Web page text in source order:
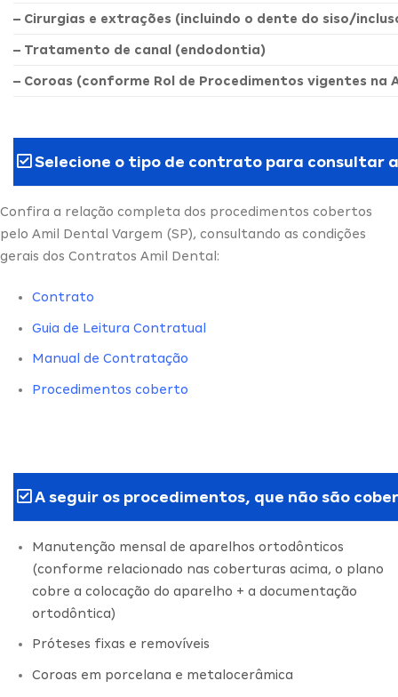
– Cirurgias e extrações (incluindo o dente do siso/
– Tratamento de canal (endodontia)
– Coroas (conforme Rol de Procedimentos vigentes na
Selecione o tipo de contrato para consultar
Confira a relação completa dos procedimentos cobertos
pelo Amil Dental Vargem (SP), consultando as condições
gerais dos Contratos Amil Dental:
Contrato
Guia de Leitura Contratual
Manual de Contratação
Procedimentos coberto
A seguir os procedimentos, que não são
Manutenção mensal de aparelhos ortodônticos
(conforme relacionado nas coberturas acima, o plano
cobre a colocação do aparelho + a documentação
ortodôntica)
Próteses fixas e removíveis
Coroas em porcelana e metalocerâmica